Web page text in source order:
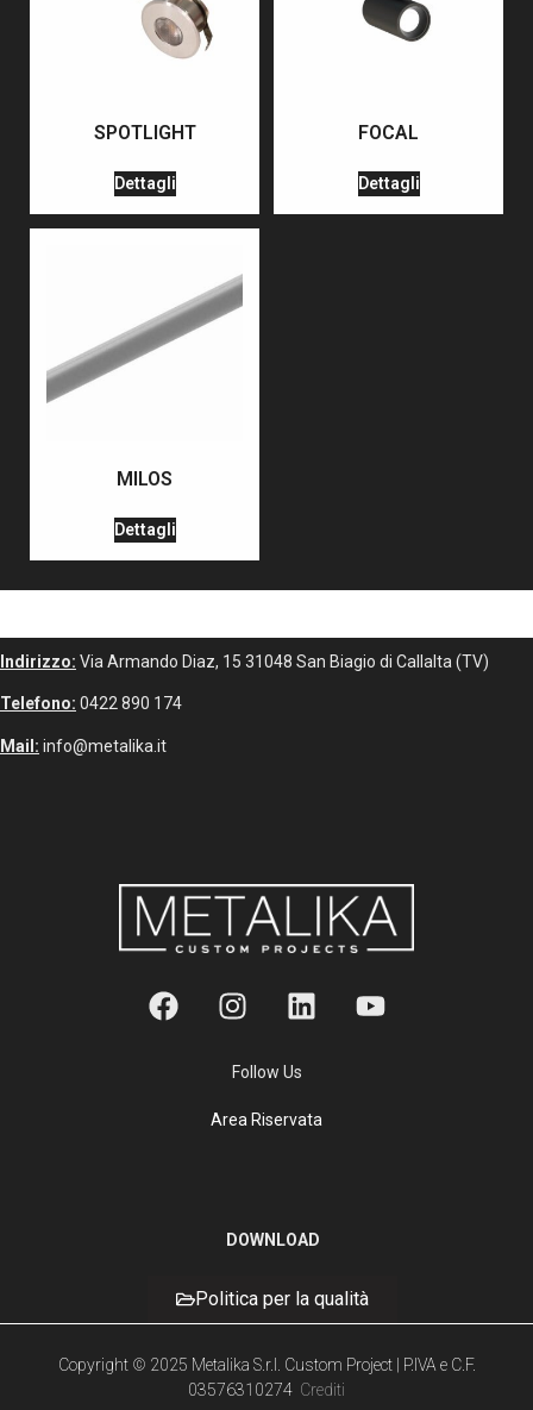
SPOTLIGHT
Dettagli
FOCAL
Dettagli
MILOS
Dettagli
Indirizzo: Via Armando Diaz, 15 31048 San Biagio di Callalta (TV)
Telefono: 0422 890 174
Mail: info@metalika.it
Follow Us
Area Riservata
DOWNLOAD
Politica per la qualità
Copyright © 2025 Metalika S.r.l. Custom Project | P.IVA e C.F.
03576310274 Crediti